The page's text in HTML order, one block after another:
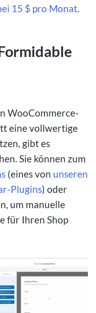
15 $ pro Monat.
WooCommerce-
eine vollwertige
gibt es
Sie können zum
(eines von unseren
Plugins) oder
um manuelle
für Ihren Shop